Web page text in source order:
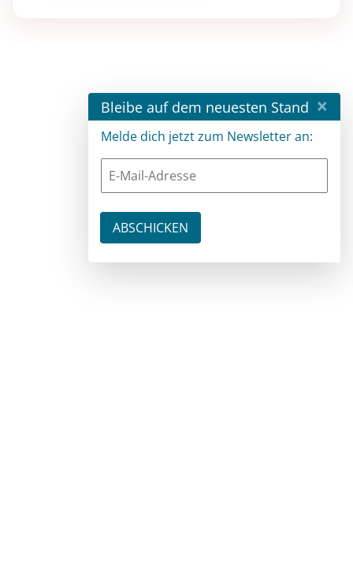
Bleibe auf dem neuesten Stand ×
Melde dich jetzt zum Newsletter an: